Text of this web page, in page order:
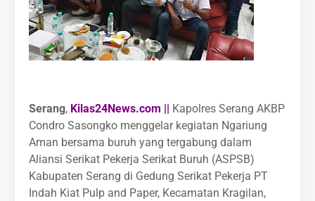
Serang, Kilas24News.com || Kapolres Serang AKBP
Condro Sasongko menggelar kegiatan Ngariung
Aman bersama buruh yang tergabung dalam
Aliansi Serikat Pekerja Serikat Buruh (ASPSB)
Kabupaten Serang di Gedung Serikat Pekerja PT
Indah Kiat Pulp and Paper, Kecamatan Kragilan,